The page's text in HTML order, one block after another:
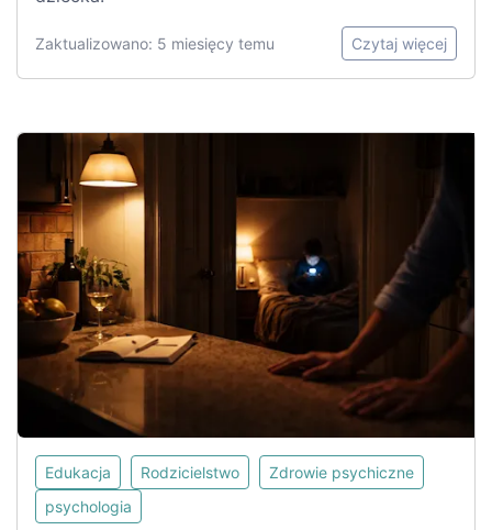
Zaktualizowano: 5 miesięcy temu Czytaj więcej
Edukacja Rodzicielstwo
Zdrowie psychiczne
psychologia